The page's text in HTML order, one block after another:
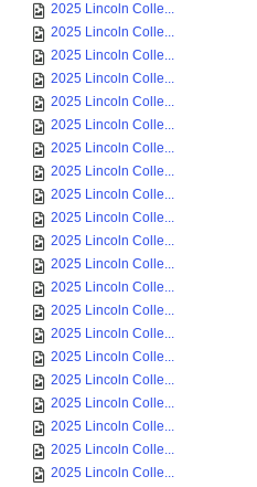
2025 Lincoln Colle...
2025 Lincoln Colle...
2025 Lincoln Colle...
2025 Lincoln Colle...
2025 Lincoln Colle...
2025 Lincoln Colle...
2025 Lincoln Colle...
2025 Lincoln Colle...
2025 Lincoln Colle...
2025 Lincoln Colle...
2025 Lincoln Colle...
2025 Lincoln Colle...
2025 Lincoln Colle...
2025 Lincoln Colle...
2025 Lincoln Colle...
2025 Lincoln Colle...
2025 Lincoln Colle...
2025 Lincoln Colle...
2025 Lincoln Colle...
2025 Lincoln Colle...
2025 Lincoln Colle...